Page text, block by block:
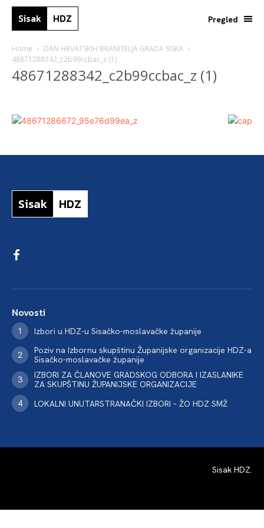
Sisak HDZ Pregled
Home
DAN HRVATSKIH BRANITELJA GRADA SISKA
48671288342_c2b99ccbac_z (1)
48671288342_c2b99ccbac_z (1)
Sisak HDZ
Novosti
Izbori u HDZ-u Sisačko-moslavačke županije
Poziv na Izbornu skupštinu Županijske organizacije HDZ-a
Sisačko-moslavačke županije
IZBORI ZA ČLANOVE GRADSKOG ODBORA I IZASLANIKE
ZA SKUPŠTINU ŽUPANIJSKE ORGANIZACIJE
LOKALNI UNUTARSTRANAČKI IZBORI – ŽO HDZ SMŽ
Sisak HDZ.